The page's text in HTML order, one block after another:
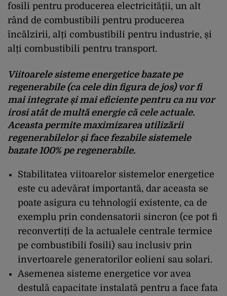
fosili pentru producerea electricității, un alt
rând de combustibili pentru producerea
încălzirii, alți combustibili pentru industrie, și
alți combustibili pentru transport.
Viitoarele sisteme energetice bazate pe
regenerabile (ca cele din figura de jos) vor fi
mai integrate și mai eficiente pentru ca nu vor
irosi atât de multă energie că cele actuale.
Aceasta permite maximizarea utilizării
regenerabilelor și face fezabile sistemele
bazate 100% pe regenerabile.
Stabilitatea viitoarelor sistemelor energetice
este cu adevărat importantă, dar aceasta se
poate asigura cu tehnologii existente, ca de
exemplu prin condensatorii sincron (ce pot fi
reconvertiți de la actualele centrale termice
pe combustibili fosili) sau inclusiv prin
invertoarele generatorilor eolieni sau solari.
Asemenea sisteme energetice vor avea
destulă capacitate instalată pentru a face fata